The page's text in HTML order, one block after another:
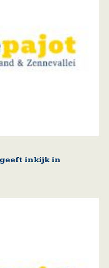
geeft inkijk in